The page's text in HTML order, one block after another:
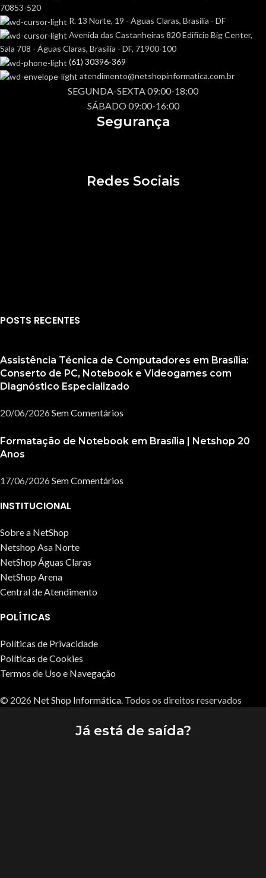
70853-520
R. 13 Norte, 19 - Águas Claras, Brasília - DF
Avenida das Castanheiras 820 Edifício Big Center,
Sala 708 - Águas Claras, Brasília - DF, 71900-100
(61) 30396-369
atendimento@netshopinformatica.com.br
SEGUNDA-SEXTA 09:00-18:00
SÁBADO 09:00-16:00
Segurança
Redes Sociais
POSTS RECENTES
Assistência Técnica de Computadores em Brasília:
Conserto de PC, Notebook e Videogames com
Diagnóstico Especializado
20/06/2026 Sem Comentários
Formatação de Notebook em Brasília | Netshop 20
Anos
17/06/2026 Sem Comentários
INSTITUCIONAL
Sobre a NetShop
Netshop Asa Norte
NetShop Águas Claras
NetShop Arena
Central de Atendimento
POLÍTICAS
Políticas de Privacidade
Políticas de Cookies
Termos de Uso e Navegação
© 2026 Net Shop Informática. Todos os direitos reservados
Já está de saída?